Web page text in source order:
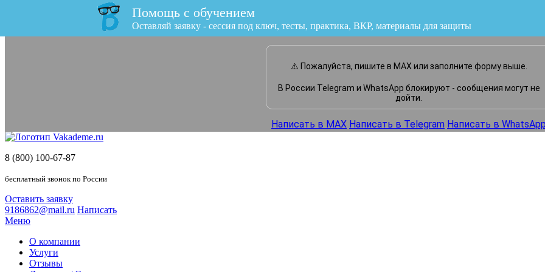
Помощь с обучением
Оставляй заявку - сессия под ключ, тесты, практика, ВКР
или напишите нам прямо сейчас
⚠️ Пожалуйста, пишите в MAX или заполните форму выше.
В России Telegram и WhatsApp блокируют - сообщения могут не
дойти.
Написать в MAX Написать в Telegram Написать в
8 (800) 100-67-87
бесплатный звонок по России
Оставить заявку
9186862@mail.ru Написать
Меню
О компании
Услуги
Отзывы